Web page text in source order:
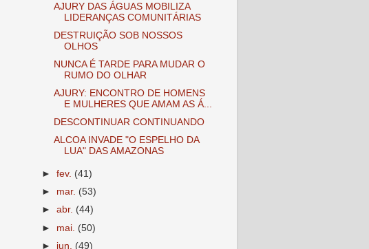
AJURY DAS ÁGUAS MOBILIZA
LIDERANÇAS COMUNITÁRIAS
DESTRUIÇÃO SOB NOSSOS
OLHOS
NUNCA É TARDE PARA MUDAR O
RUMO DO OLHAR
AJURY: ENCONTRO DE HOMENS
E MULHERES QUE AMAM AS Á...
DESCONTINUAR CONTINUANDO
ALCOA INVADE "O ESPELHO DA
LUA" DAS AMAZONAS
►fev. (41)
► mar. (53)
►abr. (44)
► mai. (50)
► jun. (49)